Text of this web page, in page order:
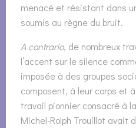
menacé et résistant dans
soumis au règne du bruit.
A contrario, de nombreux
l’accent sur le silence
imposée à des groupes
composent, à leur corps et
travail pionnier consacré à
Michel-Rolph Trouillot